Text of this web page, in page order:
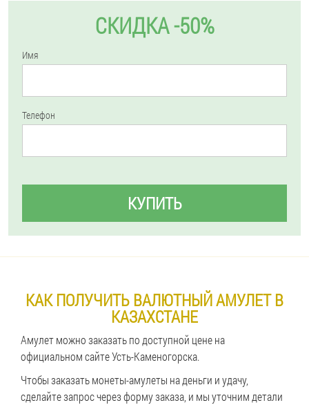
СКИДКА -50%
Имя
Телефон
КУПИТЬ
КАК ПОЛУЧИТЬ ВАЛЮТНЫЙ АМУЛЕТ В
КАЗАХСТАНЕ
Амулет можно заказать по доступной цене на
официальном сайте Усть-Каменогорска.
Чтобы заказать монеты-амулеты на деньги и удачу,
сделайте запрос через форму заказа, и мы уточним детали